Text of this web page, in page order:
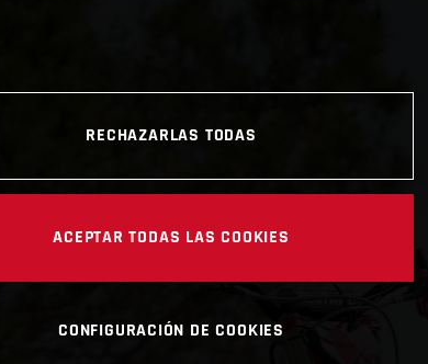
RECHAZARLAS TODAS
ACEPTAR TODAS LAS COOKIES
CONFIGURACIÓN DE COOKIES